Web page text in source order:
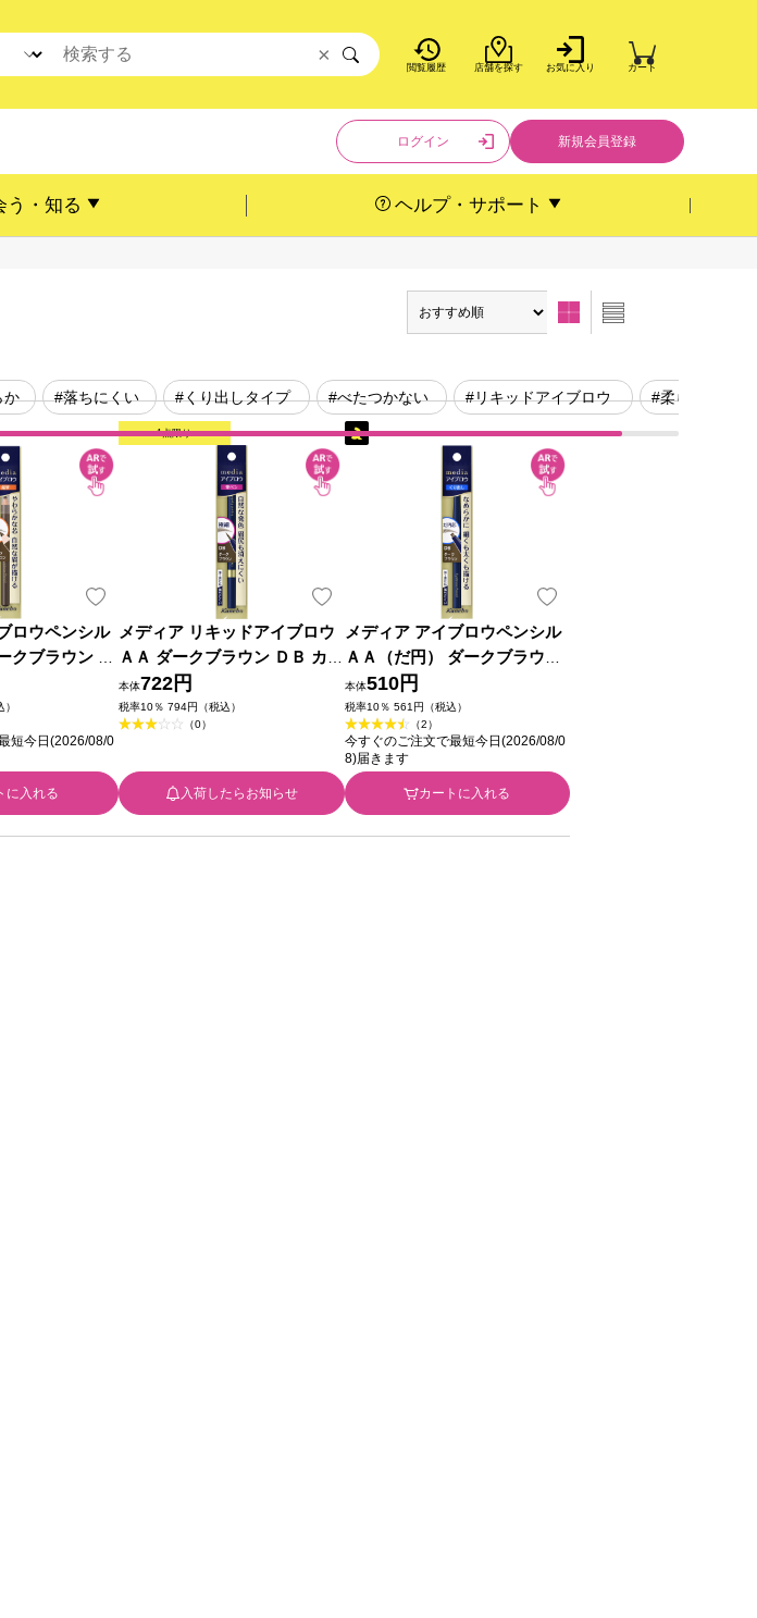
閲覧履歴 店舗を探す お気に入り カート
×
ログイン 新規会員登録
う・知る ヘルプ・サポート
か #落ちにくい #くり出しタイプ #べたつかない #リキッドアイブロウ #柔らかい
ロウペンシル
クブラウン Ｄ
品
短今日(2026/08/0
に入れる
1点限り
メディア リキッドアイブロウ
ＡＡ ダークブラウン ＤＢ カネ
ボウ化粧品
本体722円
税率10％ 794円（税込）
（0）
入荷したらお知らせ
メディア アイブロウペンシル
ＡＡ（だ円） ダークブラウン
ＤＢ カネボウ化粧品
本体510円
税率10％ 561円（税込）
（2）
今すぐのご注文で最短今日(2026/08/0
8)届きます
カートに入れる